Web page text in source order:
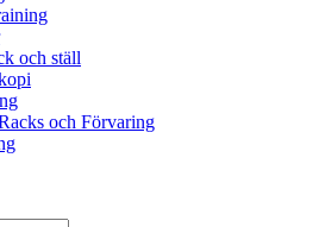
och ställ
och Förvaring